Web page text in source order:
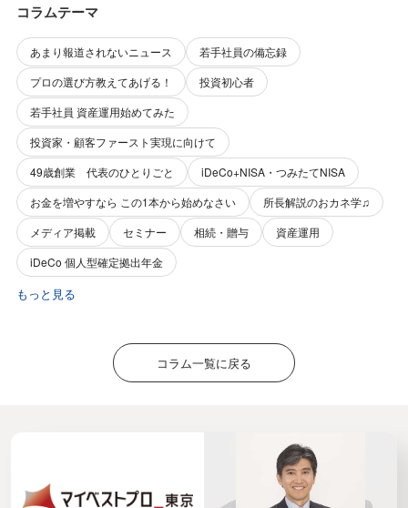
コラムテーマ
あまり報道されないニュース
若手社員の備忘録
プロの選び方教えてあげる！
投資初心者
若手社員 資産運用始めてみた
投資家・顧客ファースト実現に向けて
49歳創業 代表のひとりごと
iDeCo+NISA・つみたてNISA
お金を増やすなら この1本から始めなさい
所長解説のおカネ学♫
メディア掲載
セミナー 相続・贈与
資産運用
iDeCo 個人型確定拠出年金
もっと見る
コラム一覧に戻る